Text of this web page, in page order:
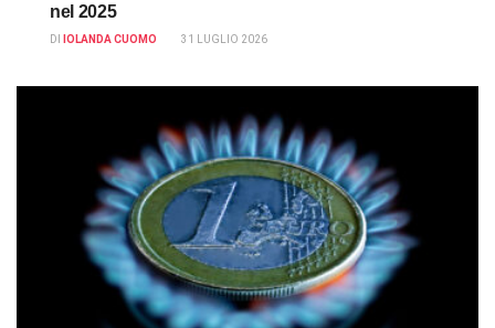
nel 2025
DI IOLANDA CUOMO 31 LUGLIO 2026